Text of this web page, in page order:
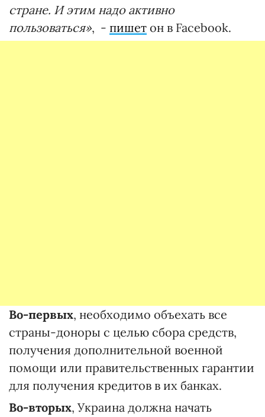
стране. И этим надо активно
пользоваться», - пишет он в Facebook.
Во-первых, необходимо объехать все
страны-доноры с целью сбора средств,
получения дополнительной военной
помощи или правительственных гарантии
для получения кредитов в их банках.
Во-вторых, Украина должна начать